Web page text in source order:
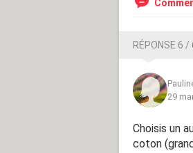
RÉPONSE 6 /
29
Choisis un
coton